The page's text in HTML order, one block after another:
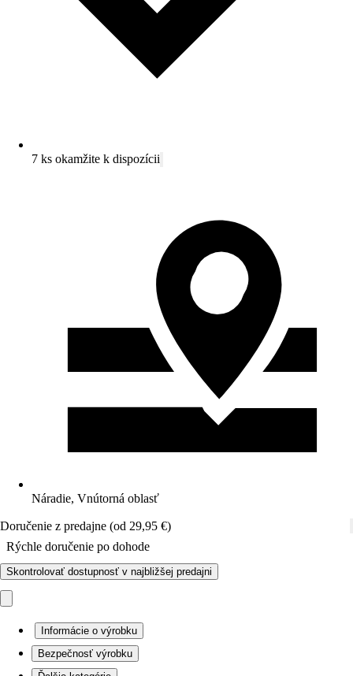
7 ks okamžite k dispozícii
Náradie, Vnútorná oblasť
Doručenie z predajne (od 29,95 €)
Rýchle doručenie po dohode
Skontrolovať dostupnosť v najbližšej predajni
Informácie o výrobku
Bezpečnosť výrobku